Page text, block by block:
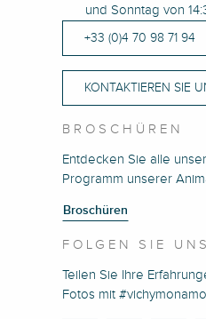
und Sonntag von
+33 (0)4 70 98 71 94
KONTAKTIEREN SIE
BROSCHÜREN
Entdecken Sie alle
Programm unserer
Broschüren
FOLGEN SIE UNS
Teilen Sie Ihre
Fotos mit